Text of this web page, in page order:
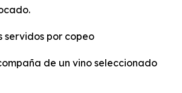
servidos por copeo
de un vino seleccionado